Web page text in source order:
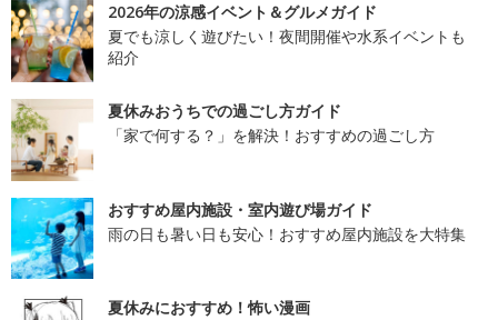
2026年の涼感イベント＆グルメガイド
夏でも涼しく遊びたい！夜間開催や水系イベントも
紹介
夏休みおうちでの過ごし方ガイド
「家で何する？」を解決！おすすめの過ごし方
おすすめ屋内施設・室内遊び場ガイド
雨の日も暑い日も安心！おすすめ屋内施設を大特集
夏休みにおすすめ！怖い漫画